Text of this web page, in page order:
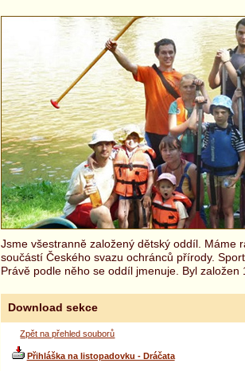
Jsme všestranně založený dětský oddíl. Máme
součástí Českého svazu ochránců přírody.
Právě podle něho se oddíl jmenuje. Byl
Download sekce
Zpět na přehled souborů
Přihláška na listopadovku - Dráčata